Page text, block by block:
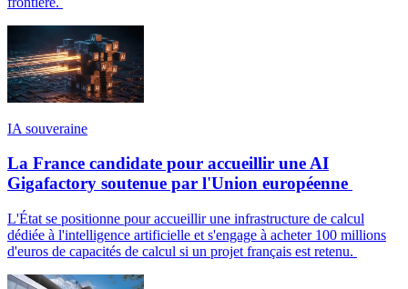
IA souveraine
La France candidate pour accueillir une AI
Gigafactory soutenue par l'Union européenne
L'État se positionne pour accueillir une infrastructure de calcul
dédiée à l'intelligence artificielle et s'engage à acheter 100 millions
d'euros de capacités de calcul si un projet français est retenu.